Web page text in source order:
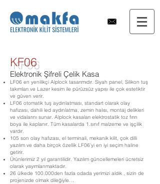
KF06
Elektronik Şifreli Çelik Kasa
LF06 en yenilikçi Alplock tasarımıdır. Siyah panel, Silikon tuş
takımları ve Lazer kesim ile pürüzsüz yapısı ile çok estetiktir
ve güven verir.
LF06 otomatik tuş aydınlatması, standart olarak olay
hafızası, dahili led aydınlatma, zemin halısı, montaj delikleri
ve vidalarını sunar. Alplock kasaları elektrostatik toz fırın
boya ile kaplanır. Tüm kasalarda 1.sınıf malzeme ve işçilik
vardır.
105 son olay hafızası, el terminali, mekanik kilit, çok dilli
yazılım ve daha birçok özellik LF06’yi en iyi seçim haline
getirir.
Ürünlerimiz 2 yıl garantilidir. Yazılım güncellemeleri ücretsiz
olarak yayımlanmaktadır.
26 ülkede 100.000den fazla odada yerimizi aldık , sizin de
projenizde olmak dileğiyle…